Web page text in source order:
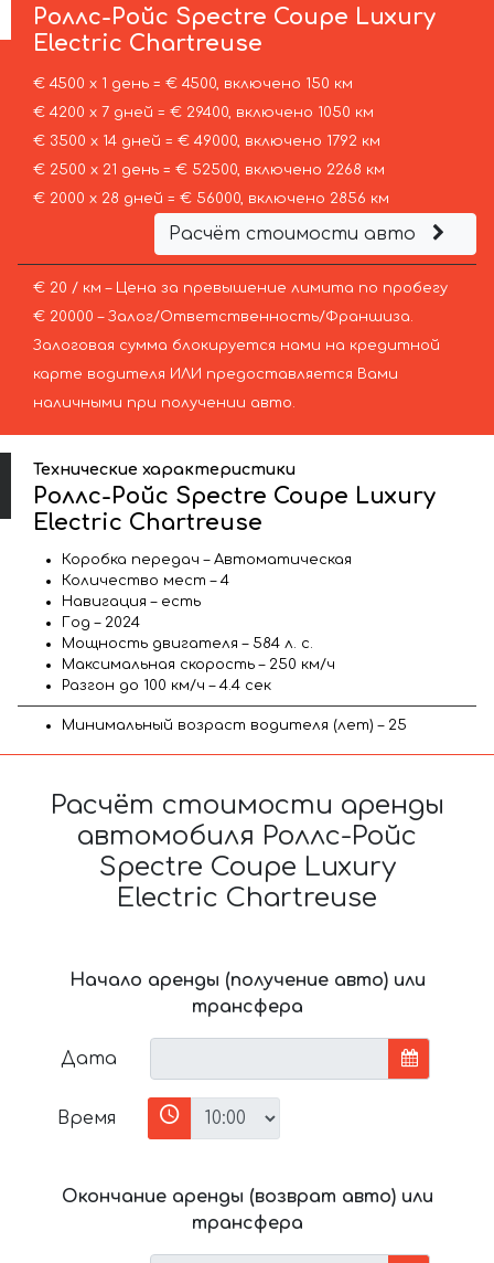
Роллс-Ройс Spectre Coupe Luxury
Electric Chartreuse
€ 4500 х 1 день = € 4500, включено 150 км
€ 4200 х 7 дней = € 29400, включено 1050 км
€ 3500 х 14 дней = € 49000, включено 1792 км
€ 2500 х 21 день = € 52500, включено 2268 км
€ 2000 х 28 дней = € 56000, включено 2856 км
Расчёт стоимости авто
€ 20 / км – Цена за превышение лимита по пробегу
€ 20000 – Залог/Ответственность/Франшиза.
Залоговая сумма блокируется нами на кредитной
карте водителя ИЛИ предоставляется Вами
наличными при получении авто.
Технические характеристики
Роллс-Ройс Spectre Coupe Luxury
Electric Chartreuse
Коробка передач – Автоматическая
Количество мест – 4
Навигация – есть
Год – 2024
Мощность двигателя – 584 л. с.
Максимальная скорость – 250 км/ч
Разгон до 100 км/ч – 4.4 сек
Минимальный возраст водителя (лет) – 25
Расчёт стоимости аренды
автомобиля Роллс-Ройс
Spectre Coupe Luxury
Electric Chartreuse
Начало аренды (получение авто) или
трансфера
Дата
Время
Окончание аренды (возврат авто) или
трансфера